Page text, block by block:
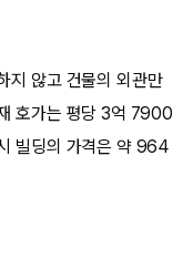
지 않고 건물의 외관만
호가는 평당 3억 7900
빌딩의 가격은 약 964